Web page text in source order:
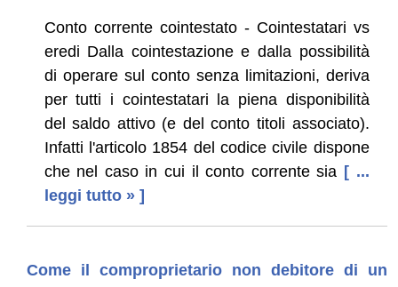
Conto corrente cointestato - Cointestatari vs
eredi Dalla cointestazione e dalla possibilità
di operare sul conto senza limitazioni, deriva
per tutti i cointestatari la piena disponibilità
del saldo attivo (e del conto titoli associato).
Infatti l'articolo 1854 del codice civile dispone
che nel caso in cui il conto corrente sia [ ...
leggi tutto » ]
Come il comproprietario non debitore di un